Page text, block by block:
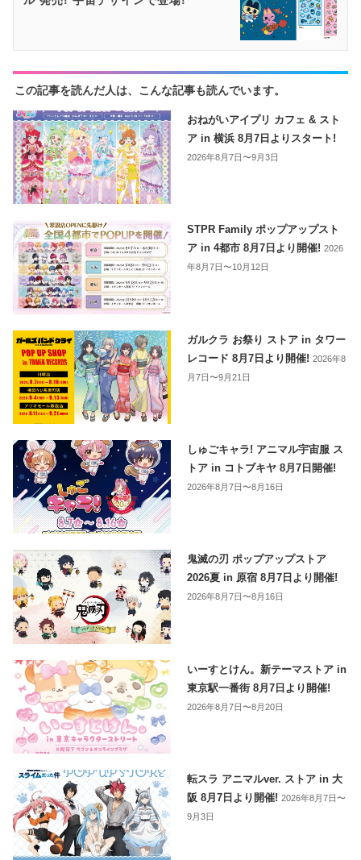
この記事を読んだ人は、こんな記事も読んでいます。
おねがいアイプリ カフェ & スト
ア in 横浜 8月7日よりスタート!
2026年8月7日〜9月3日
STPR Family ポップアップスト
ア in 4都市 8月7日より開催!2026
年8月7日〜10月12日
ガルクラ お祭り ストア in タワー
レコード 8月7日より開催!2026年8
月7日〜9月21日
しゅごキャラ! アニマル宇宙服 ス
トア in コトブキヤ 8月7日開催!
2026年8月7日〜8月16日
鬼滅の刃 ポップアップストア
2026夏 in 原宿 8月7日より開催!
2026年8月7日〜8月16日
いーすとけん。新テーマストア in
東京駅一番街 8月7日より開催!
2026年8月7日〜8月20日
転スラ アニマルver. ストア in 大
阪 8月7日より開催!2026年8月7日〜
9月3日